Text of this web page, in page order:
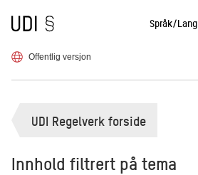
Til forsiden Språk/Lang
Offentlig versjon
UDI Regelverk forside
Innhold filtrert på tema